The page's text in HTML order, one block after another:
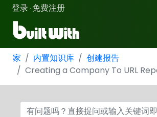
登录 · 免费注册
家 内置知识库
创建报告
Creating a Company To URL